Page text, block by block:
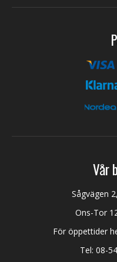
Vår
Sågvägen
Ons-Tor
För öppettider
Tel: 08-